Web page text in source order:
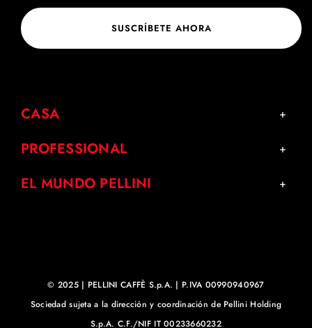
SUSCRÍBETE AHORA
CASA
PROFESSIONAL
EL MUNDO PELLINI
© 2025 | PELLINI CAFFÈ S.p.A. | P.IVA 00990940967
Sociedad sujeta a la dirección y coordinación de Pellini Holding
S.p.A. C.F./NIF IT 00233660232